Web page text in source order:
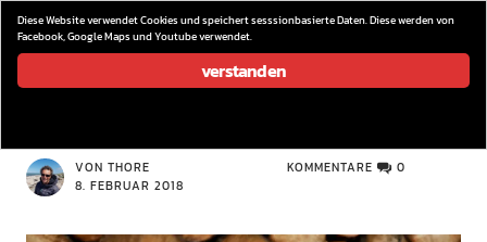
wieder los…
VON THORE
8. FEBRUAR 2018
KOMMENTARE 0
Diese Website verwendet Cookies und speichert sesssionbasierte Daten. Diese werden von
Facebook, Google Maps und Youtube verwendet.
verstanden